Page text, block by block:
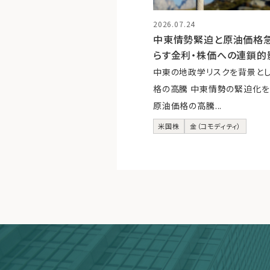
2026.07.24
中東情勢緊迫と原油価格
らす金利・株価への連鎖
中東の地政学リスクを背景と
格の高騰 中東情勢の緊迫化
原油価格の高騰...
米国株 金（コモディティ）